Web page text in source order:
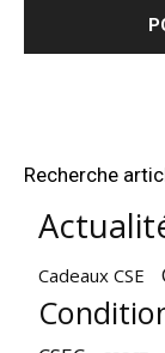
Recherche
Cadeaux CSE